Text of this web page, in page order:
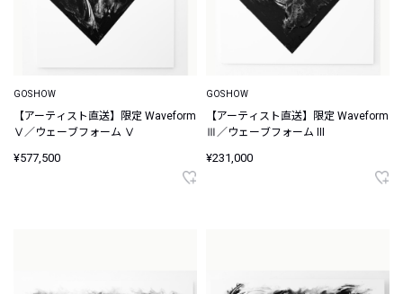
GOSHOW
【アーティスト直送】限定 Waveform
Ⅴ／ウェーブフォーム Ⅴ
¥577,500
GOSHOW
【アーティスト直送】限定 Waveform
Ⅲ／ウェーブフォーム III
¥231,000